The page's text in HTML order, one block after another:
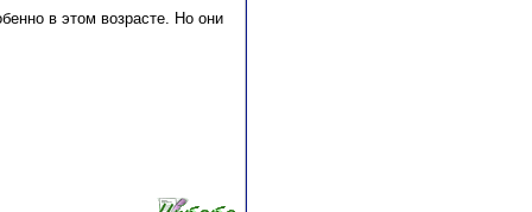
в этом возрасте. Но они